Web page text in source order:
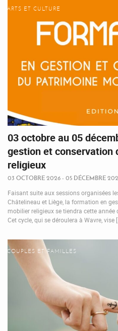
ARTS ET CULTURE
03 octobre au 05
gestion et conservation
religieux
03 OCTOBRE 2026 - 05 DÉCEMBRE
Faisant suite aux sessions organisées
Châtelineau et Liège, la formation en
mobilier religieux se tiendra cette
Cet cycle, qui se déroulera à Wavre, vise
COUPLES ET FAMILLES